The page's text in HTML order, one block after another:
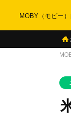
MOBY（モビー